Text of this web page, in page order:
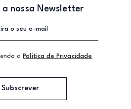
a nossa Newsletter
a Politica de Privacidade
Subscrever